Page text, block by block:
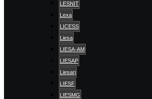
LESNIT
Lexa
LICESS
Liesa
LIESA-AM
LIESAP
Liesarj
LIESF
LIESMG